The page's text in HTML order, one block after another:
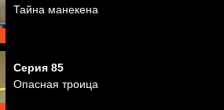
Тайна манекена
Серия 85
Опасная троица